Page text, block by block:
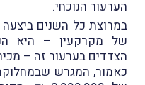
הערעור הנוכחי.
במרוצת כל השנים
של מקרקעין – היא
הצדדים בערעור זה –